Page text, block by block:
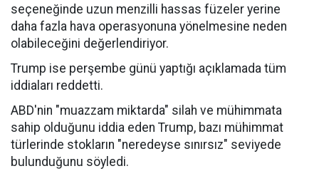
seçeneğinde uzun menzilli hassas füzeler yerine
daha fazla hava operasyonuna yönelmesine neden
olabileceğini değerlendiriyor.
Trump ise perşembe günü yaptığı açıklamada tüm
iddiaları reddetti.
ABD'nin "muazzam miktarda" silah ve mühimmata
sahip olduğunu iddia eden Trump, bazı mühimmat
türlerinde stokların "neredeyse sınırsız" seviyede
bulunduğunu söyledi.